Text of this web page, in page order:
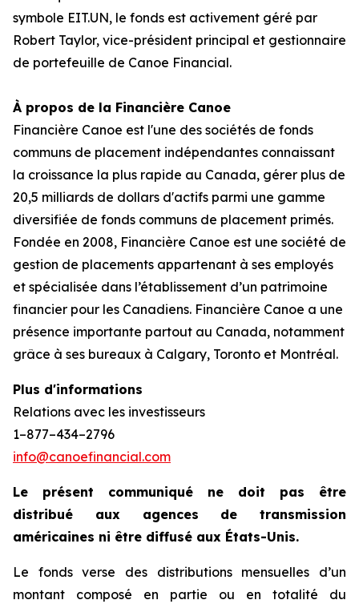
symbole EIT.UN, le fonds est activement géré par
Robert Taylor, vice-président principal et gestionnaire
de portefeuille de Canoe Financial.
À propos de la Financière Canoe
Financière Canoe est l'une des sociétés de fonds
communs de placement indépendantes connaissant
la croissance la plus rapide au Canada, gérer plus de
20,5 milliards de dollars d'actifs parmi une gamme
diversifiée de fonds communs de placement primés.
Fondée en 2008, Financière Canoe est une société de
gestion de placements appartenant à ses employés
et spécialisée dans l’établissement d’un patrimoine
financier pour les Canadiens. Financière Canoe a une
présence importante partout au Canada, notamment
grâce à ses bureaux à Calgary, Toronto et Montréal.
Plus d'informations
Relations avec les investisseurs
1–877–434–2796
info@canoefinancial.com
Le présent communiqué ne doit pas être
distribué aux agences de transmission
américaines ni être diffusé aux États-Unis.
Le fonds verse des distributions mensuelles d’un
montant composé en partie ou en totalité du